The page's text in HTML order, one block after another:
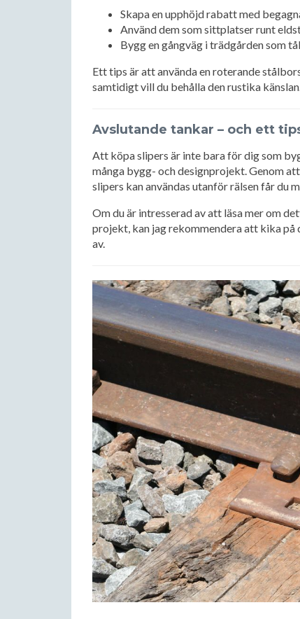
Skapa en upphöjd rabatt med
Använd dem som sittplatser runt
Bygg en gångväg i trädgården som
Ett tips är att använda en roterande
samtidigt vill du behålla den rustika
Avslutande tankar – och ett
Att köpa slipers är inte bara för dig som
många bygg- och designprojekt. Genom
slipers kan användas utanför rälsen får du
Om du är intresserad av att läsa mer om
projekt, kan jag rekommendera att kika på
av.